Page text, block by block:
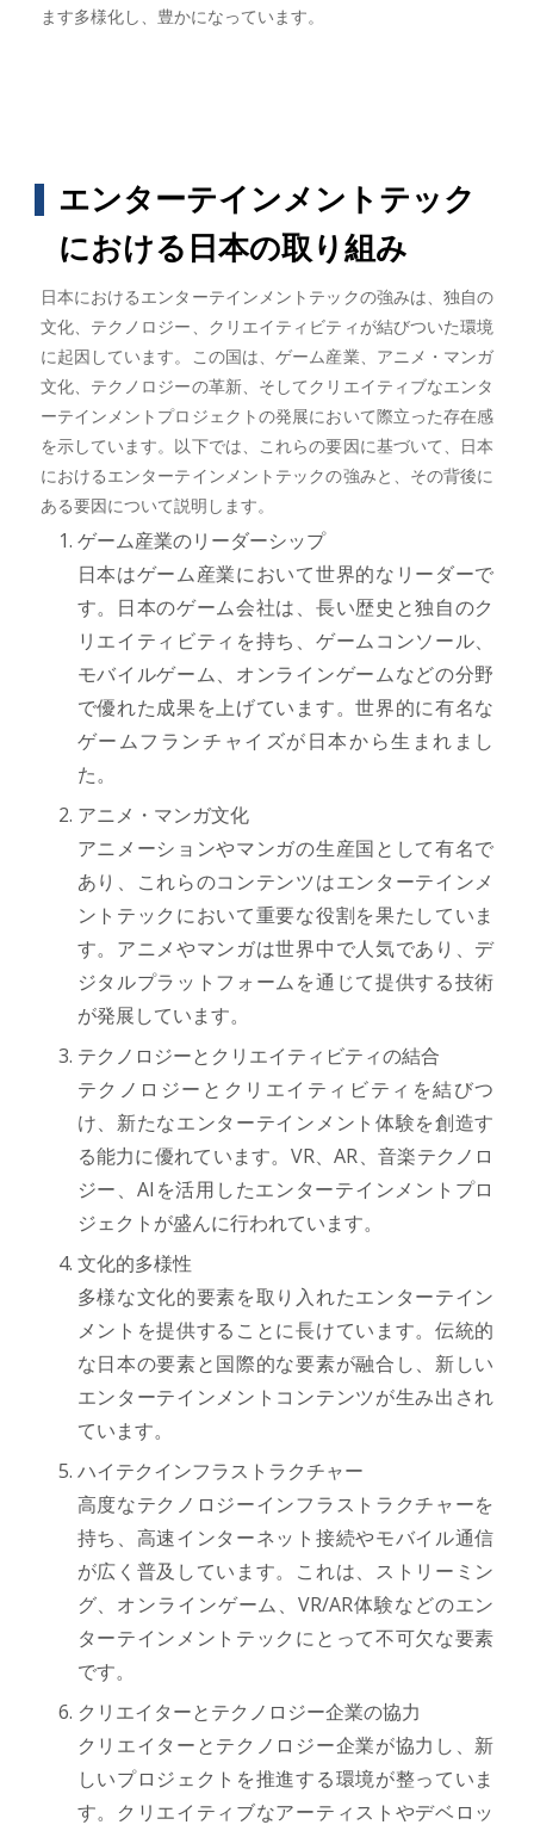
ます多様化し、豊かになっています。
エンターテインメントテック
における日本の取り組み
日本におけるエンターテインメントテックの強みは、独自の
文化、テクノロジー、クリエイティビティが結びついた環境
に起因しています。この国は、ゲーム産業、アニメ・マンガ
文化、テクノロジーの革新、そしてクリエイティブなエンタ
ーテインメントプロジェクトの発展において際立った存在感
を示しています。以下では、これらの要因に基づいて、日本
におけるエンターテインメントテックの強みと、その背後に
ある要因について説明します。
ゲーム産業のリーダーシップ
日本はゲーム産業において世界的なリーダーで
す。日本のゲーム会社は、長い歴史と独自のク
リエイティビティを持ち、ゲームコンソール、
モバイルゲーム、オンラインゲームなどの分野
で優れた成果を上げています。世界的に有名な
ゲームフランチャイズが日本から生まれまし
た。
アニメ・マンガ文化
アニメーションやマンガの生産国として有名で
あり、これらのコンテンツはエンターテインメ
ントテックにおいて重要な役割を果たしていま
す。アニメやマンガは世界中で人気であり、デ
ジタルプラットフォームを通じて提供する技術
が発展しています。
テクノロジーとクリエイティビティの結合
テクノロジーとクリエイティビティを結びつ
け、新たなエンターテインメント体験を創造す
る能力に優れています。VR、AR、音楽テクノロ
ジー、AIを活用したエンターテインメントプロ
ジェクトが盛んに行われています。
文化的多様性
多様な文化的要素を取り入れたエンターテイン
メントを提供することに長けています。伝統的
な日本の要素と国際的な要素が融合し、新しい
エンターテインメントコンテンツが生み出され
ています。
ハイテクインフラストラクチャー
高度なテクノロジーインフラストラクチャーを
持ち、高速インターネット接続やモバイル通信
が広く普及しています。これは、ストリーミン
グ、オンラインゲーム、VR/AR体験などのエン
ターテインメントテックにとって不可欠な要素
です。
クリエイターとテクノロジー企業の協力
クリエイターとテクノロジー企業が協力し、新
しいプロジェクトを推進する環境が整っていま
す。クリエイティブなアーティストやデベロッ